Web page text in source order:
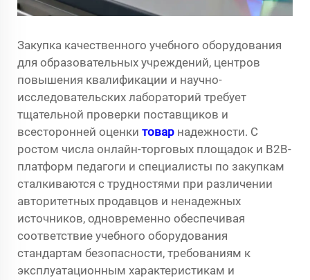
Закупка качественного учебного оборудования
для образовательных учреждений, центров
повышения квалификации и научно-
исследовательских лабораторий требует
тщательной проверки поставщиков и
всесторонней оценки товар надежности. С
ростом числа онлайн-торговых площадок и B2B-
платформ педагоги и специалисты по закупкам
сталкиваются с трудностями при различении
авторитетных продавцов и ненадежных
источников, одновременно обеспечивая
соответствие учебного оборудования
стандартам безопасности, требованиям к
эксплуатационным характеристикам и